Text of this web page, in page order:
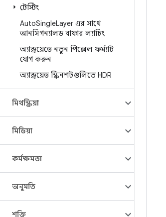
টেস্টিং
AutoSingleLayer এর সাথে
আনসিগন্যালড বাফার ল্যাচিং
অ্যান্ড্রয়েডে নতুন পিক্সেল ফর্ম্যাট
যোগ করুন
অ্যান্ড্রয়েড স্ক্রিনশটগুলিতে HDR
মিথস্ক্রিয়া
মিডিয়া
কর্মক্ষমতা
অনুমতি
শক্তি